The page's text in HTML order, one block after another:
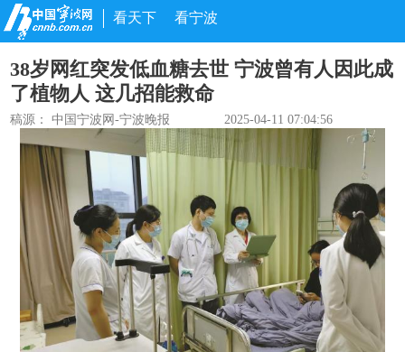
看天下 看宁波
38岁网红突发低血糖去世 宁波曾有人因此成
了植物人 这几招能救命
稿源：中国宁波网-宁波晚报 2025-04-11 07:04:56